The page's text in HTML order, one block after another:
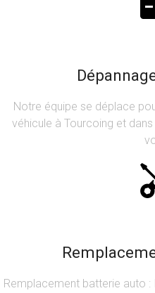
Notre équipe se déplace
véhicule à Tourcoing et
Remplacement batterie auto